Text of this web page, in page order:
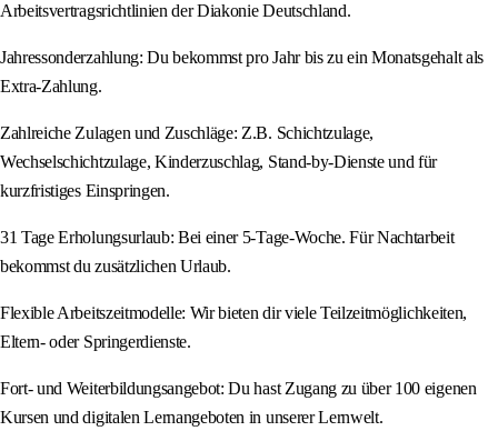
Arbeitsvertragsrichtlinien der Diakonie Deutschland.
Jahressonderzahlung: Du bekommst pro Jahr bis zu ein Monatsgehalt als
Extra-Zahlung.
Zahlreiche Zulagen und Zuschläge: Z.B. Schichtzulage,
Wechselschichtzulage, Kinderzuschlag, Stand-by-Dienste und für
kurzfristiges Einspringen.
31 Tage Erholungsurlaub: Bei einer 5-Tage-Woche. Für Nachtarbeit
bekommst du zusätzlichen Urlaub.
Flexible Arbeitszeitmodelle: Wir bieten dir viele Teilzeitmöglichkeiten,
Eltern- oder Springerdienste.
Fort- und Weiterbildungsangebot: Du hast Zugang zu über 100 eigenen
Kursen und digitalen Lernangeboten in unserer Lernwelt.